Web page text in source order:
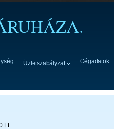
Üzletszabályzat Cégadatok
Ft